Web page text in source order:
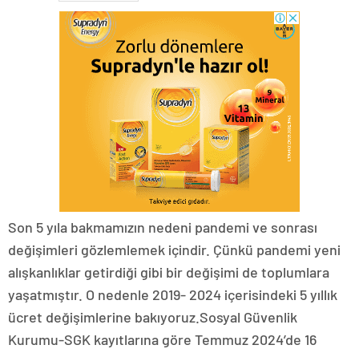
Son 5 yıla bakmamızın nedeni pandemi ve sonrası
değişim­leri gözlemlemek içindir. Çünkü pandemi yeni
alışkanlıklar getir­diği gibi bir değişimi de toplum­lara
yaşatmıştır. O nedenle 2019- 2024 içerisindeki 5 yıllık
ücret değişimlerine bakıyoruz.Sosyal Güvenlik
Kurumu-SGK kayıtlarına göre Temmuz 2024’de 16